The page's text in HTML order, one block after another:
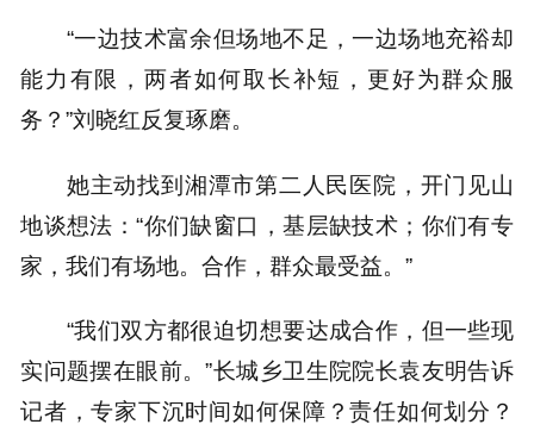
“一边技术富余但场地不足，一边场地充裕却
能力有限，两者如何取长补短，更好为群众服
务？”刘晓红反复琢磨。
她主动找到湘潭市第二人民医院，开门见山
地谈想法：“你们缺窗口，基层缺技术；你们有专
家，我们有场地。合作，群众最受益。”
“我们双方都很迫切想要达成合作，但一些现
实问题摆在眼前。”长城乡卫生院院长袁友明告诉
记者，专家下沉时间如何保障？责任如何划分？